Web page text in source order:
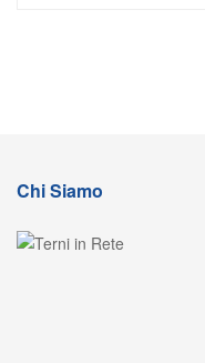
Chi Siamo